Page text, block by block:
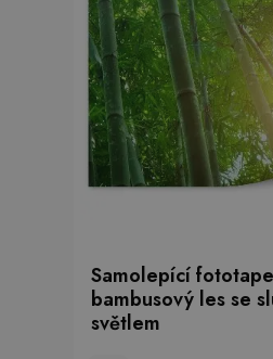
Samolepící
bambusový les se
světlem